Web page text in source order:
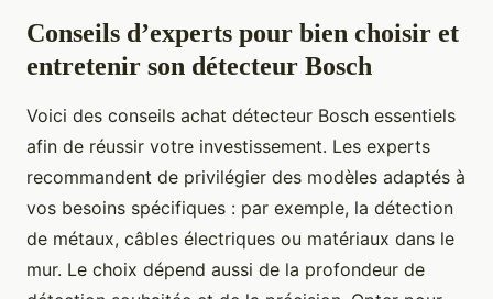
Conseils d’experts pour bien choisir et
entretenir son détecteur Bosch
Voici des conseils achat détecteur Bosch essentiels
afin de réussir votre investissement. Les experts
recommandent de privilégier des modèles adaptés à
vos besoins spécifiques : par exemple, la détection
de métaux, câbles électriques ou matériaux dans le
mur. Le choix dépend aussi de la profondeur de